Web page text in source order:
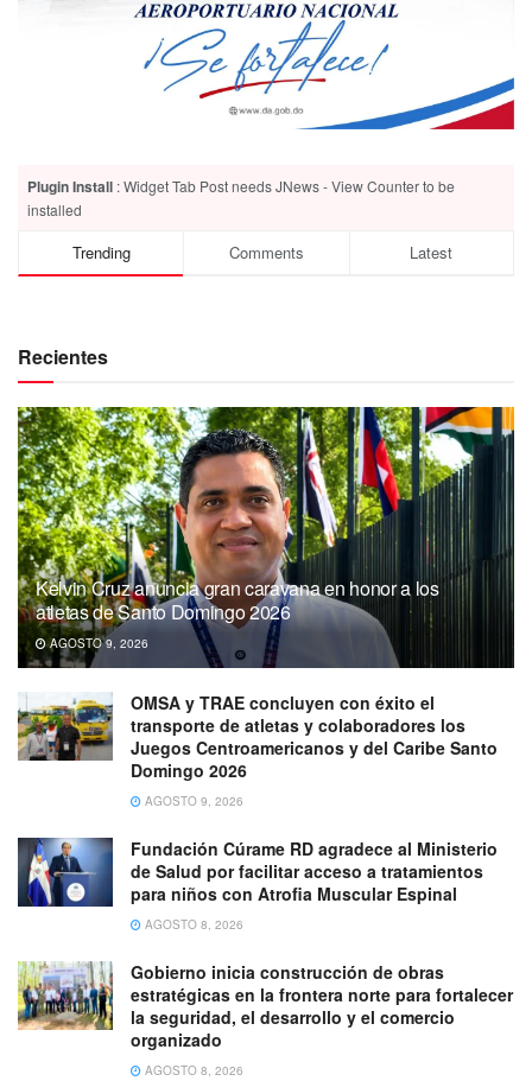
Plugin Install : Widget Tab Post needs JNews - View Counter to be
installed
Trending Comments Latest
Recientes
Kelvin Cruz anuncia gran caravana en honor a los
atletas de Santo Domingo 2026
AGOSTO 9, 2026
OMSA y TRAE concluyen con éxito el
transporte de atletas y colaboradores los
Juegos Centroamericanos y del Caribe Santo
Domingo 2026
AGOSTO 9, 2026
Fundación Cúrame RD agradece al Ministerio
de Salud por facilitar acceso a tratamientos
para niños con Atrofia Muscular Espinal
AGOSTO 8, 2026
Gobierno inicia construcción de obras
estratégicas en la frontera norte para fortalecer
la seguridad, el desarrollo y el comercio
organizado
AGOSTO 8, 2026